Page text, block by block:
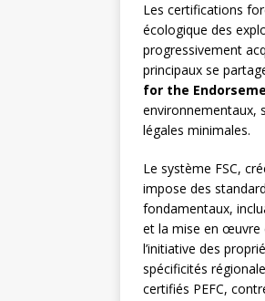
Les certifications
écologique des
progressivement
principaux se
for the
environnementaux,
légales minimales.
Le système FSC,
impose des
fondamentaux,
et la mise en œuvre
l’initiative des
spécificités
certifiés PEFC,